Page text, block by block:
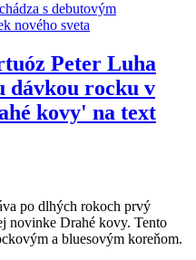
s debutovým
nového sveta
Peter Luha
dávkou rocku v
kovy' na text
po dlhých rokoch prvý
novinke Drahé kovy. Tento
a bluesovým koreňom.